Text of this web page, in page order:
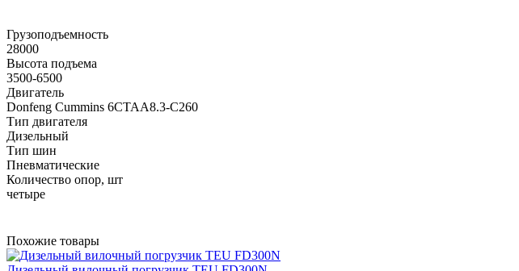
Грузоподъемность
28000
Высота подъема
3500-6500
Двигатель
Donfeng Cummins 6CTAA8.3-C260
Тип двигателя
Дизельный
Тип шин
Пневматические
Количество опор, шт
четыре
Похожие товары